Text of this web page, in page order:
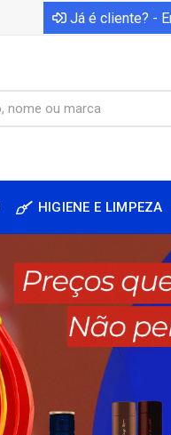
Já é cliente? -
HIGIENE E LIMPEZA